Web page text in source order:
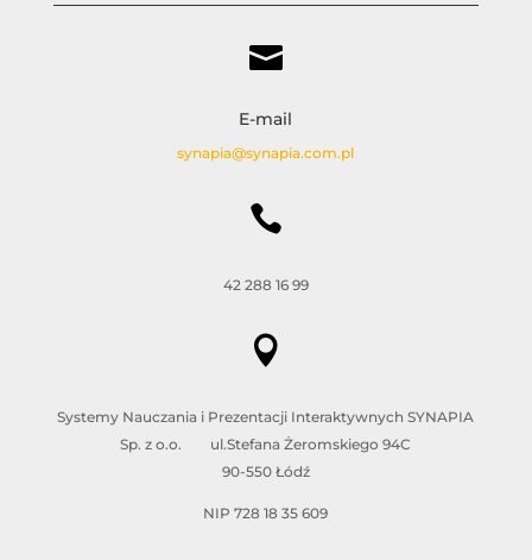

E-mail
synapia@synapia.com.pl

42 288 16 99

Systemy Nauczania i Prezentacji Interaktywnych SYNAPIA
Sp. z o.o. ul.Stefana Żeromskiego 94C
90-550 Łódź
NIP 728 18 35 609